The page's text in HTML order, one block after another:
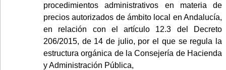
procedimientos administrativos en materia de
precios autorizados de ámbito local en Andalucía,
en relación con el artículo 12.3 del Decreto
206/2015, de 14 de julio, por el que se regula la
estructura orgánica de la Consejería de Hacienda
y Administración Pública,